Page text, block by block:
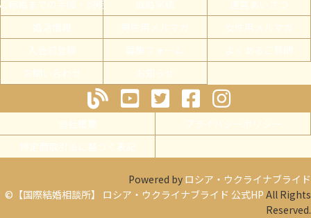
結婚までの手順・説明
成婚実績
運営あいさつ
婚活情報
男性用メルマガ
女性用メルマガ
入会前登録
募集フォーム
よくあるご質問
お問い合わせ
お知らせ
会社概要
プライバシーポリシー
特定商取引法に基づく表記
Powered by ロシア・ウクライナブライド
©【国際結婚相談所】 ロシア・ウクライナブライド 公式HP All Rights
Reserved.